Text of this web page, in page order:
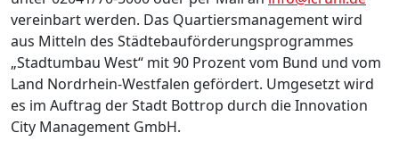
vereinbart werden. Das Quartiersmanagement wird
aus Mitteln des Städtebauförderungsprogrammes
„Stadtumbau West“ mit 90 Prozent vom Bund und vom
Land Nordrhein-Westfalen gefördert. Umgesetzt wird
es im Auftrag der Stadt Bottrop durch die Innovation
City Management GmbH.